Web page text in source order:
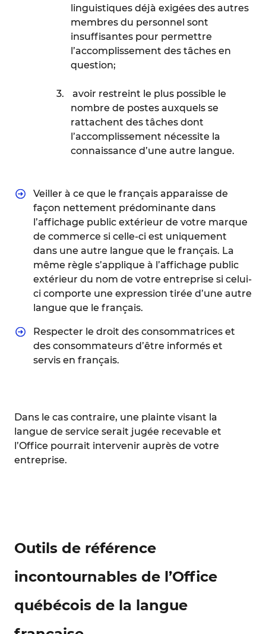
linguistiques déjà exigées des autres
membres du personnel sont
insuffisantes pour permettre
l’accomplissement des tâches en
question;
3.
avoir restreint le plus possible le
nombre de postes auxquels se
rattachent des tâches dont
l’accomplissement nécessite la
connaissance d’une autre langue.
Veiller à ce que le français apparaisse de
façon nettement prédominante dans
l’affichage public extérieur de votre marque
de commerce si celle-ci est uniquement
dans une autre langue que le français. La
même règle s’applique à l’affichage public
extérieur du nom de votre entreprise si celui-
ci comporte une expression tirée d’une autre
langue que le français.
Respecter le droit des consommatrices et
des consommateurs d’être informés et
servis en français.
Dans le cas contraire, une plainte visant la
langue de service serait jugée recevable et
l’Office pourrait intervenir auprès de votre
entreprise.
Outils de référence
incontournables de l’Office
québécois de la langue